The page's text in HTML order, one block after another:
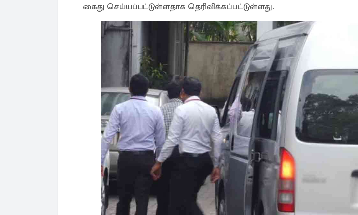
கைது செய்யப்பட்டுள்ளதாக தெரிவிக்கப்பட்டுள்ளது.